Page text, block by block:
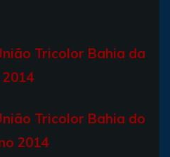
Tricolor Bahia da
Tricolor Bahia do
2014